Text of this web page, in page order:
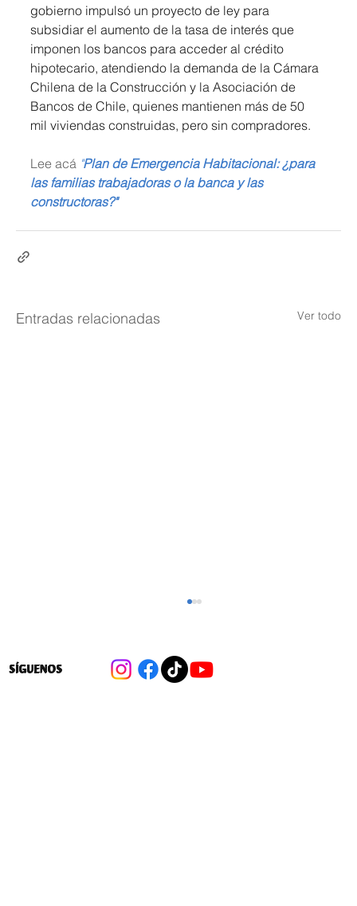
gobierno impulsó un proyecto de ley para
subsidiar el aumento de la tasa de interés que
imponen los bancos para acceder al crédito
hipotecario, atendiendo la demanda de la Cámara
Chilena de la Construcción y la Asociación de
Bancos de Chile, quienes mantienen más de 50
mil viviendas construidas, pero sin compradores.
Lee acá "Plan de Emergencia Habitacional: ¿para
las familias trabajadoras o la banca y las
constructoras?"
Entradas relacionadas Ver todo
SÍGUENOS